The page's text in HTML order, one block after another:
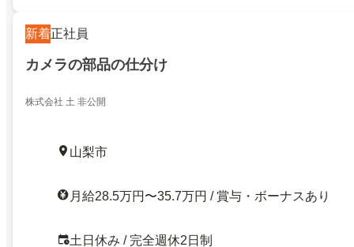
新着正社員
カメラの部品の仕分け
株式会社 土 非公開
山梨市
月給28.5万円〜35.7万円 / 賞与・ボーナスあり
土日休み / 完全週休2日制